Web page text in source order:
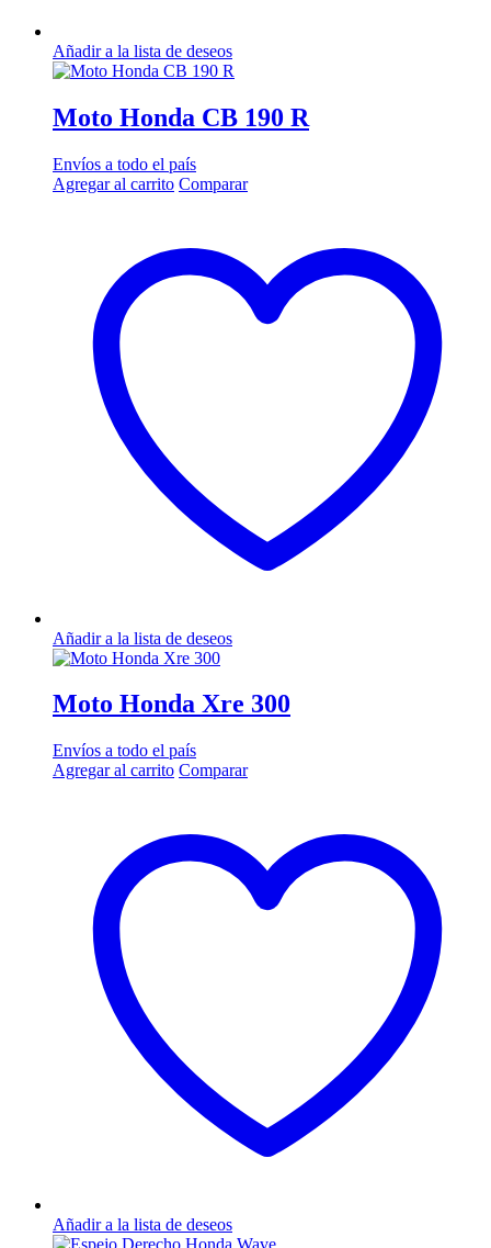
Añadir a la lista de deseos
Moto Honda CB 190 R
Envíos a todo el país
Agregar al carrito Comparar
Añadir a la lista de deseos
Moto Honda Xre 300
Envíos a todo el país
Agregar al carrito Comparar
Añadir a la lista de deseos